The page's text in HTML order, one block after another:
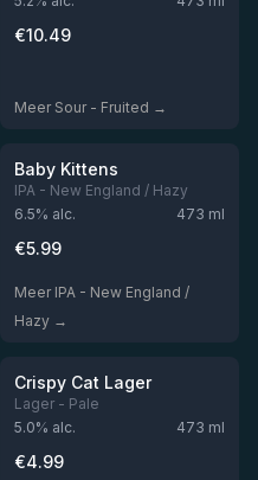
€10.49
Meer Sour - Fruited →
Niet op voorraad
★3.92
Baby Kittens
IPA - New England / Hazy
6.5% alc. 473 ml
€5.99
Meer IPA - New England /
Hazy →
Niet op voorraad
★3.66
Crispy Cat Lager
Lager - Pale
5.0% alc. 473 ml
€4.99